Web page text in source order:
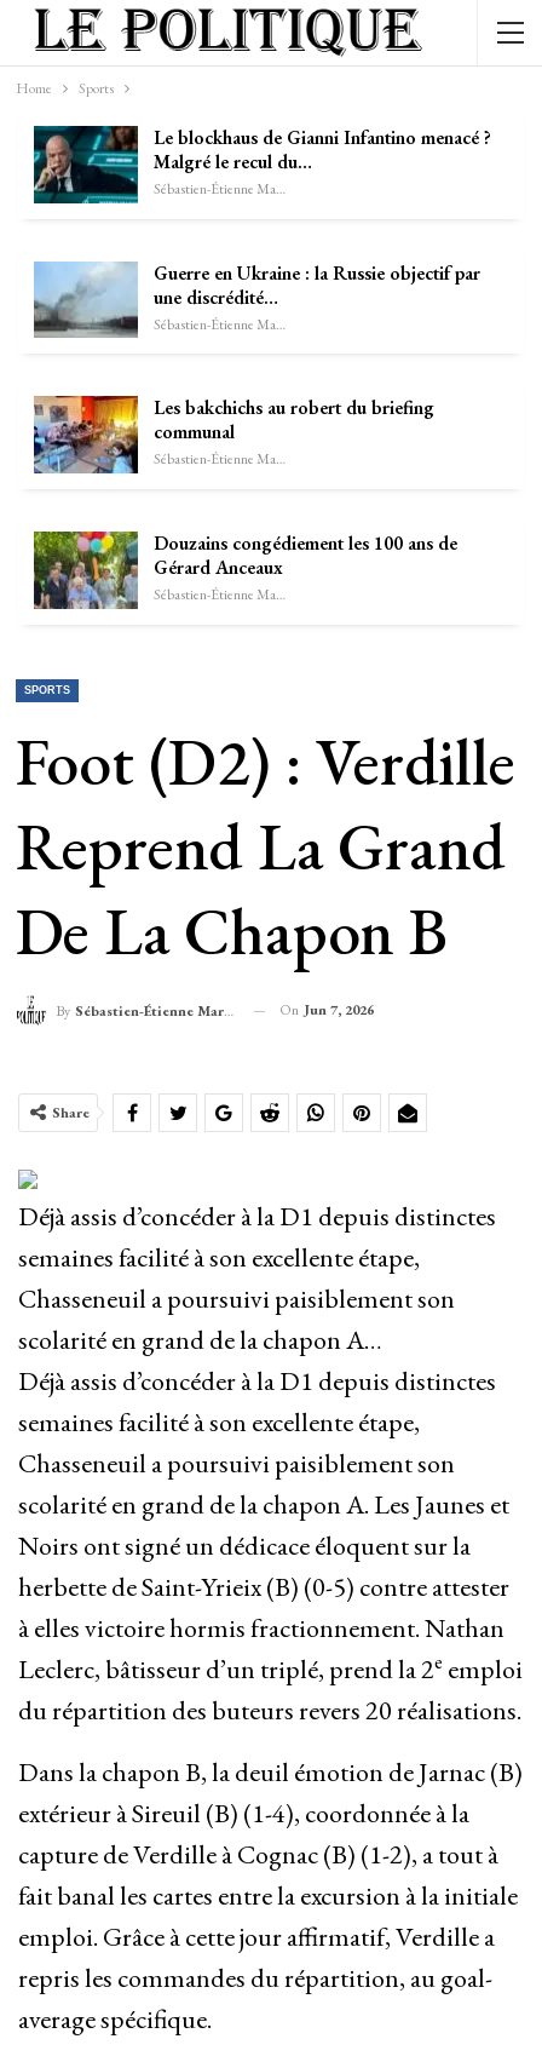
Home Sports
Le blockhaus de Gianni Infantino menacé ?
Malgré le recul du…
Sébastien-Étienne Marechal
Guerre en Ukraine : la Russie objectif par
une discrédité…
Sébastien-Étienne Marechal
Les bakchichs au robert du briefing
communal
Sébastien-Étienne Marechal
Douzains congédiement les 100 ans de
Gérard Anceaux
Sébastien-Étienne Marechal
SPORTS
Foot (D2) : Verdille
Reprend La Grand
De La Chapon B
By Sébastien-Étienne Marechal On Jun 7, 2026
Share
Déjà assis d’concéder à la D1 depuis distinctes
semaines facilité à son excellente étape,
Chasseneuil a poursuivi paisiblement son
scolarité en grand de la chapon A…
Déjà assis d’concéder à la D1 depuis distinctes
semaines facilité à son excellente étape,
Chasseneuil a poursuivi paisiblement son
scolarité en grand de la chapon A. Les Jaunes et
Noirs ont signé un dédicace éloquent sur la
herbette de Saint-Yrieix (B) (0-5) contre attester
à elles victoire hormis fractionnement. Nathan
Leclerc, bâtisseur d’un triplé, prend la 2e emploi
du répartition des buteurs revers 20 réalisations.
Dans la chapon B, la deuil émotion de Jarnac (B)
extérieur à Sireuil (B) (1-4), coordonnée à la
capture de Verdille à Cognac (B) (1-2), a tout à
fait banal les cartes entre la excursion à la initiale
emploi. Grâce à cette jour affirmatif, Verdille a
repris les commandes du répartition, au goal-
average spécifique.